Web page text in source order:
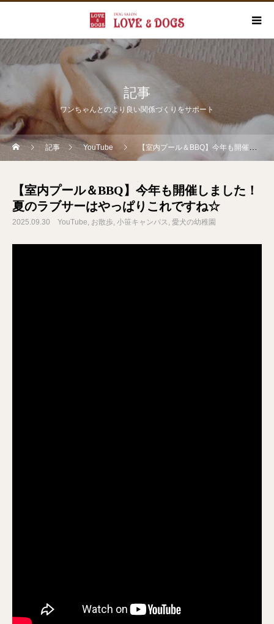
記事
ワンちゃんとのより良い関係づくりをサポート
記事 YouTube 【室内プール＆BBQ】今年も開催しました！夏のラブサーはやっぱりこれですね☆
【室内プール＆BBQ】今年も開催しました！
夏のラブサーはやっぱりこれですね☆
2025.09.30 YouTube お散歩 小笹キャンパス 愛犬の幼稚園